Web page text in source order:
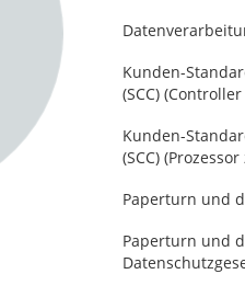
Kunden-
(SCC)
Kunden-
(SCC)
Paperturn und
Paperturn und